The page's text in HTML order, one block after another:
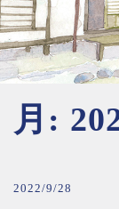
月:
2022/9/28